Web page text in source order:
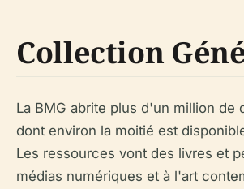
Collection
La BMG abrite plus d'un million de
dont environ la moitié est
Les ressources vont des livres et
médias numériques et à l'art